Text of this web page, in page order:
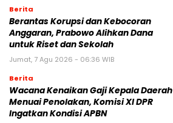
Berita
Berantas Korupsi dan Kebocoran
Anggaran, Prabowo Alihkan Dana
untuk Riset dan Sekolah
Jumat, 7 Agu 2026 - 06:36 WIB
Berita
Wacana Kenaikan Gaji Kepala Daerah
Menuai Penolakan, Komisi XI DPR
Ingatkan Kondisi APBN